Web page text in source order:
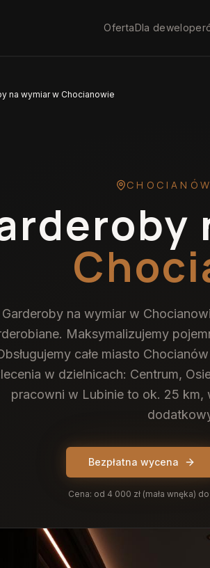
OfertaDla
na wymiar w Chocianowie
CHOCIANÓW
Garderoby na wymiar w
Maksymalizujemy
całe miasto
w dzielnicach: Centrum,
pracowni w Lubinie to ok. 25
Bezpłatna wycena
Cena: od 4 000 zł (mała wnęka)